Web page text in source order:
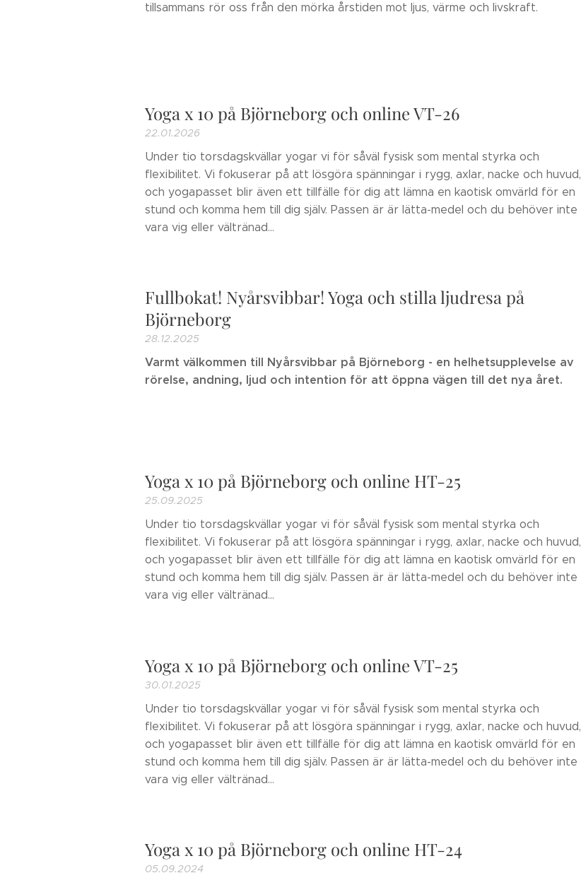
tillsammans rör oss från den mörka årstiden mot ljus, värme och livskraft.
Yoga x 10 på Björneborg och online VT-26
22.01.2026
Under tio torsdagskvällar yogar vi för såväl fysisk som mental styrka och
flexibilitet. Vi fokuserar på att lösgöra spänningar i rygg, axlar, nacke och huvud,
och yogapasset blir även ett tillfälle för dig att lämna en kaotisk omvärld för en
stund och komma hem till dig själv. Passen är är lätta-medel och du behöver inte
vara vig eller vältränad...
Fullbokat! Nyårsvibbar! Yoga och stilla ljudresa på
Björneborg
28.12.2025
Varmt välkommen till Nyårsvibbar på Björneborg - en helhetsupplevelse av
rörelse, andning, ljud och intention för att öppna vägen till det nya året.
Yoga x 10 på Björneborg och online HT-25
25.09.2025
Under tio torsdagskvällar yogar vi för såväl fysisk som mental styrka och
flexibilitet. Vi fokuserar på att lösgöra spänningar i rygg, axlar, nacke och huvud,
och yogapasset blir även ett tillfälle för dig att lämna en kaotisk omvärld för en
stund och komma hem till dig själv. Passen är är lätta-medel och du behöver inte
vara vig eller vältränad...
Yoga x 10 på Björneborg och online VT-25
30.01.2025
Under tio torsdagskvällar yogar vi för såväl fysisk som mental styrka och
flexibilitet. Vi fokuserar på att lösgöra spänningar i rygg, axlar, nacke och huvud,
och yogapasset blir även ett tillfälle för dig att lämna en kaotisk omvärld för en
stund och komma hem till dig själv. Passen är är lätta-medel och du behöver inte
vara vig eller vältränad...
Yoga x 10 på Björneborg och online HT-24
05.09.2024